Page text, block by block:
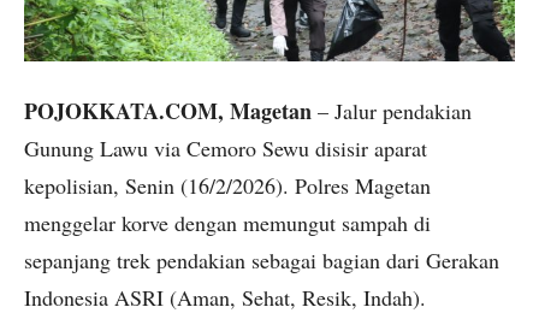
POJOKKATA.COM, Magetan – Jalur pendakian
Gunung Lawu via Cemoro Sewu disisir aparat
kepolisian, Senin (16/2/2026). Polres Magetan
menggelar korve dengan memungut sampah di
sepanjang trek pendakian sebagai bagian dari Gerakan
Indonesia ASRI (Aman, Sehat, Resik, Indah).